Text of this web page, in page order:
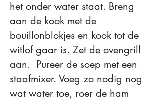
het onder water staat. Breng
aan de kook met de
bouillonblokjes en kook tot de
witlof gaar is. Zet de ovengrill
aan. Pureer de soep met een
staafmixer. Voeg zo nodig nog
wat water toe, roer de ham